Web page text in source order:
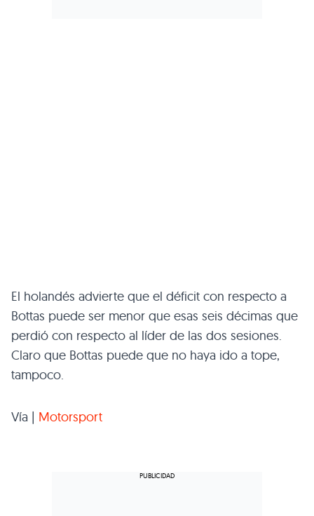
El holandés advierte que el déficit con respecto a
Bottas puede ser menor que esas seis décimas que
perdió con respecto al líder de las dos sesiones.
Claro que Bottas puede que no haya ido a tope,
tampoco.
Vía | Motorsport